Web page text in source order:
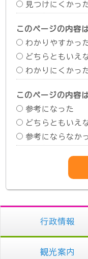
見つけにくかっ
このページの内容
わかりやすかっ
どちらともいえ
わかりにくかっ
このページの内容
参考になった
どちらともいえ
参考にならなか
行政情報
観光案内